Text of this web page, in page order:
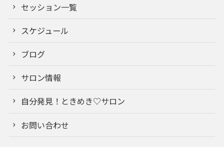
セッション一覧
スケジュール
ブログ
サロン情報
自分発見！ときめき♡サロン
お問い合わせ